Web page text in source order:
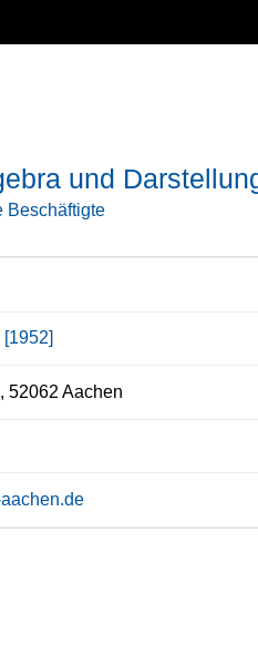
und
Beschäftigte
52062 Aachen